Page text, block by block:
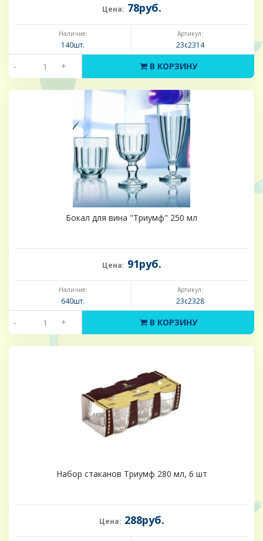
Цена: 78руб.
Наличие:
140шт.
Артикул:
23с2314
- + В КОРЗИНУ
Бокал для вина "Триумф" 250 мл
Цена: 91руб.
Наличие:
640шт.
Артикул:
23с2328
- + В КОРЗИНУ
Набор стаканов Триумф 280 мл, 6 шт
Цена: 288руб.